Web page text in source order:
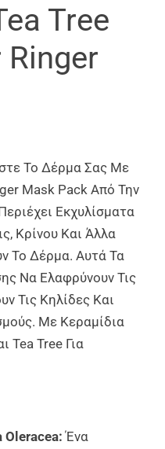
Tree
Ringer
Το Δέρμα Σας Με
Mask Pack Από Την
Εκχυλίσματα
Κρίνου Και Άλλα
Το Δέρμα. Αυτά Τα
Να Ελαφρύνουν Τις
Τις Κηλίδες Και
Με Κεραμίδια
Tea Tree Για
Oleracea: Ένα